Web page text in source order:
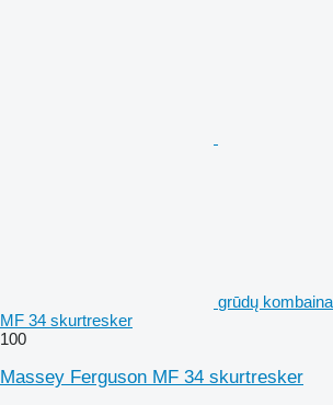
grūdų
MF 34 skurtresker
100
Massey Ferguson MF 34 skurtresker